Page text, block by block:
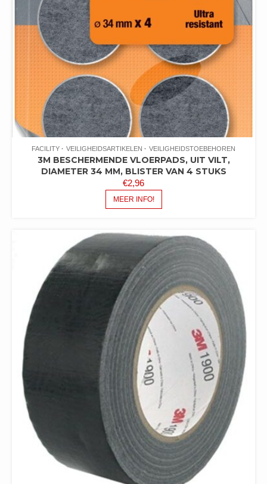
FACILITY VEILIGHEIDSARTIKELEN VEILIGHEIDSTOEBEHOREN
3M BESCHERMENDE VLOERPADS, UIT VILT,
DIAMETER 34 MM, BLISTER VAN 4 STUKS
€2,96
MEER INFO!